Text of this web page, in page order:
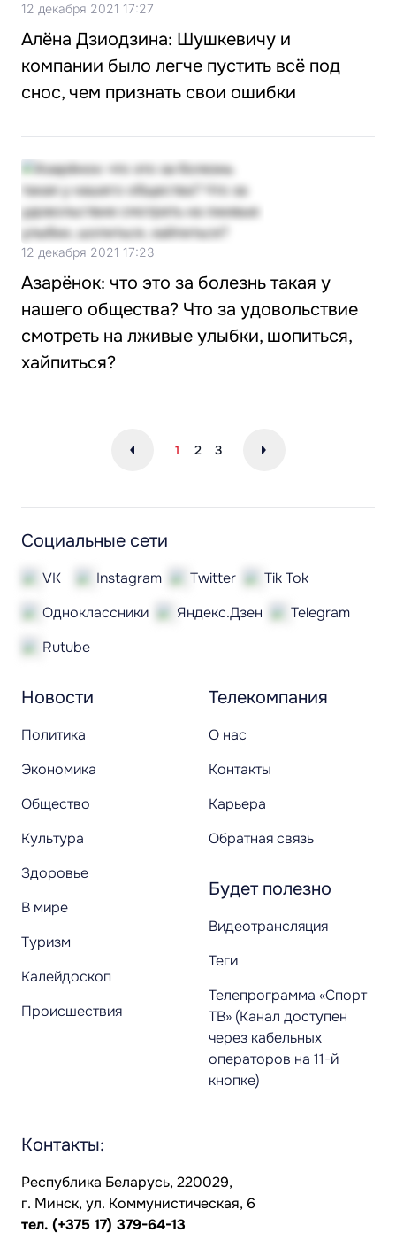
12 декабря 2021 17:27
Алёна Дзиодзина: Шушкевичу и
компании было легче пустить всё под
снос, чем признать свои ошибки
12 декабря 2021 17:23
Азарёнок: что это за болезнь такая у
нашего общества? Что за удовольствие
смотреть на лживые улыбки, шопиться,
хайпиться?
1 2 3
Новости
Политика
Экономика
Общество
Культура
Здоровье
В мире
Туризм
Калейдоскоп
Происшествия
Телекомпания
О нас
Контакты
Карьера
Обратная связь
Будет полезно
Видеотрансляция
Теги
Телепрограмма «Спорт
ТВ» (Канал доступен
через кабельных
операторов на 11-й
кнопке)
Социальные сети
VK Instagram Twitter
Tik Tok
Одноклассники
Яндекс.Дзен
Telegram
Rutube
Контакты:
Республика Беларусь, 220029,
г. Минск, ул. Коммунистическая, 6
тел. (+375 17) 379-64-13